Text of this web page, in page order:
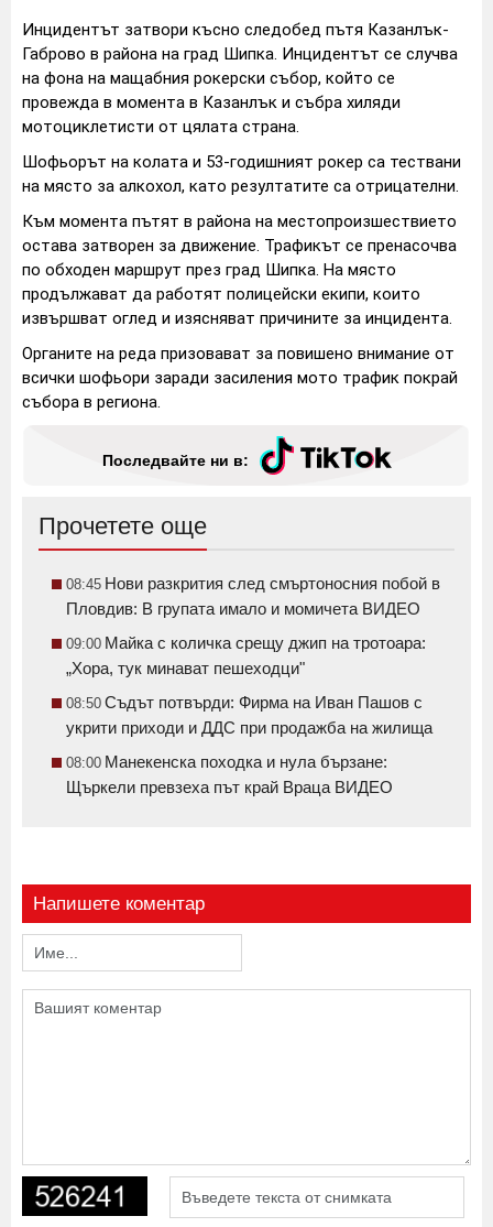
Инцидентът затвори късно следобед пътя Казанлък-
Габрово в района на град Шипка. Инцидентът се случва
на фона на мащабния рокерски събор, който се
провежда в момента в Казанлък и събра хиляди
мотоциклетисти от цялата страна.
Шофьорът на колата и 53-годишният рокер са тествани
на място за алкохол, като резултатите са отрицателни.
Към момента пътят в района на местопроизшествието
остава затворен за движение. Трафикът се пренасочва
по обходен маршрут през град Шипка. На място
продължават да работят полицейски екипи, които
извършват оглед и изясняват причините за инцидента.
Органите на реда призовават за повишено внимание от
всички шофьори заради засиления мото трафик покрай
събора в региона.
Последвайте ни в:
Прочетете още
08:45 Нови разкрития след смъртоносния побой в
Пловдив: В групата имало и момичета ВИДЕО
09:00 Майка с количка срещу джип на тротоара:
„Хора, тук минават пешеходци"
08:50 Съдът потвърди: Фирма на Иван Пашов с
укрити приходи и ДДС при продажба на жилища
08:00 Манекенска походка и нула бързане:
Щъркели превзеха път край Враца ВИДЕО
Напишете коментар